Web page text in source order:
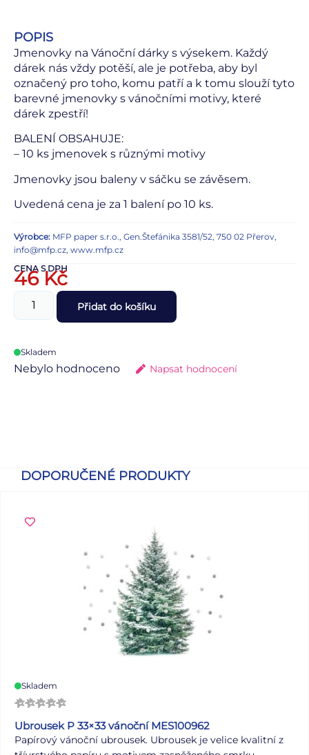
POPIS
Jmenovky na Vánoční dárky s výsekem. Každý
dárek nás vždy potěší, ale je potřeba, aby byl
označený pro toho, komu patří a k tomu slouží tyto
barevné jmenovky s vánočními motivy, které
dárek zpestří!
BALENÍ OBSAHUJE:
– 10 ks jmenovek s různými motivy
Jmenovky jsou baleny v sáčku se závěsem.
Uvedená cena je za 1 balení po 10 ks.
Výrobce: MFP paper s.r.o., Gen.Štefánika 3581/52, 750 02 Přerov,
info@mfp.cz, www.mfp.cz
CENA S DPH
46Kč
Přidat do košíku
Skladem
Nebylo hodnoceno Napsat hodnocení
DOPORUČENÉ PRODUKTY
Skladem
Ubrousek P 33×33 vánoční MES100962
Papírový vánoční ubrousek. Ubrousek je velice kvalitní z